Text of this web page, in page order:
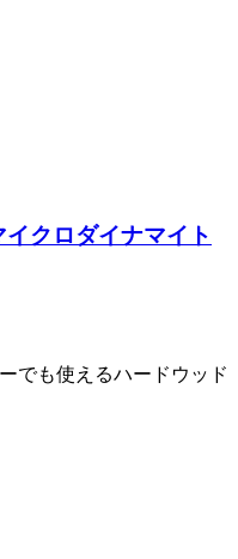
クロダイナマイト
でも使えるハードウッド